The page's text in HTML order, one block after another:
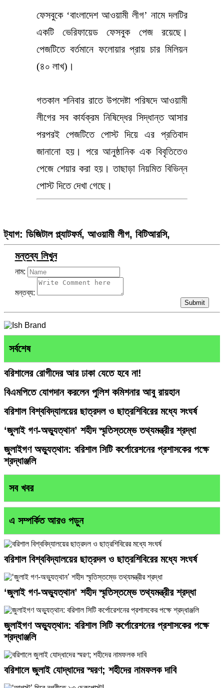
ফেসবুকে ‘বাংলাদেশ আওয়ামী লীগ’ নামে দলটির
একটি ভেরিফায়েড ফেসবুক পেজ রয়েছে।
পেজটিতে বর্তমানে ফলোয়ার প্রায় চার মিলিয়ন
(৪০ লাখ)।
গতকাল শনিবার রাতে উপদেষ্টা পরিষদে আওয়ামী
লীগের সব কার্যক্রম নিষিদ্ধের সিদ্ধান্ত আসার
পরপরই পেজটিতে পোস্ট দিয়ে এর প্রতিবাদ
জানানো হয়। পরে আনুষ্ঠানিক এক বিবৃতিতেও
পেজে শেয়ার করা হয়। তাছাড়া নিয়মিত বিভিন্ন
পোস্ট দিতে দেখা গেছে।
ট্যাগ: ডিজিটাল প্ল্যাটফর্ম, আওয়ামী লীগ, বিটিআরসি,
মন্তব্য লিখুন
নাম:
মন্তব্য:
Submit
সর্বশেষ
বরিশালের রোগীদের আর ঢাকা যেতে হবে না!
বিএমপিতে যোগদান করলেন পুলিশ কমিশনার আবু রায়হান
বরিশাল বিশ্ববিদ্যালয়ের ছাত্রদল ও ছাত্রশিবিরের মধ্যে সংঘর্ষ
‘জুলাই গণ-অভ্যুত্থান’ শহীদ স্মৃতিস্তম্ভে তথ্যমন্ত্রীর শ্রদ্ধা
জুলাইগণ অভ্যুত্থান: বরিশাল সিটি কর্পোরেশনের প্রশাসকের পক্ষে
শ্রদ্ধাঞ্জলি
সব খবর
এ সম্পর্কিত আরও পড়ুন
বরিশাল বিশ্ববিদ্যালয়ের ছাত্রদল ও ছাত্রশিবিরের মধ্যে সংঘর্ষ
‘জুলাই গণ-অভ্যুত্থান’ শহীদ স্মৃতিস্তম্ভে তথ্যমন্ত্রীর শ্রদ্ধা
জুলাইগণ অভ্যুত্থান: বরিশাল সিটি কর্পোরেশনের প্রশাসকের পক্ষে
শ্রদ্ধাঞ্জলি
বরিশালে জুলাই যোদ্ধাদের স্মরণ; শহীদের নামফলক দাবি